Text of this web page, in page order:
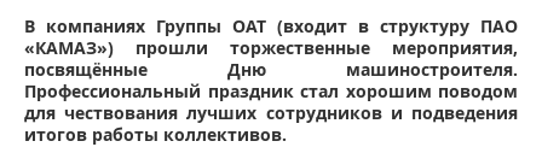
ФОТОГАЛЕРЕЯ
КОНТАКТНАЯ ИНФОРМАЦИЯ
В компаниях Группы ОАТ (входит в структуру ПАО
«КАМАЗ») прошли торжественные мероприятия,
посвящённые Дню машиностроителя.
Профессиональный праздник стал хорошим поводом
для чествования лучших сотрудников и подведения
итогов работы коллективов.